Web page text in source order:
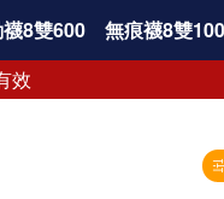
8雙600 無痕襪8雙
效